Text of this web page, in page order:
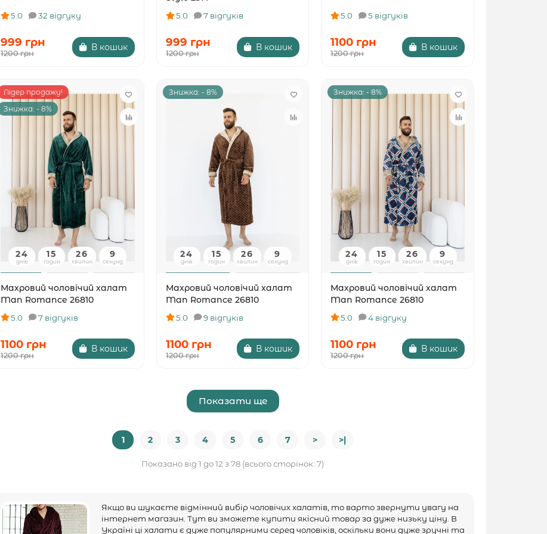
5.0 32 відгуку
999 грн
1200 грн
В кошик
5.0 7 відгуків
999 грн
1200 грн
В кошик
5.0 5 відгуків
1100 грн
1200 грн
В кошик
Лідер продажу!
Знижка: - 8%
24
днів
15
годин
26
хвилин
8
секунд
Махровий чоловічий халат
Man Romance 26810
5.0 7 відгуків
1100 грн
1200 грн
В кошик
Знижка: - 8%
24
днів
15
годин
26
хвилин
8
секунд
Махровий чоловічий халат
Man Romance 26810
5.0 9 відгуків
1100 грн
1200 грн
В кошик
Знижка: - 8%
24
днів
15
годин
26
хвилин
8
секунд
Махровий чоловічий халат
Man Romance 26810
5.0 4 відгуку
1100 грн
1200 грн
В кошик
Показати ще
1 2 3 4 5 6 7 > >|
Показано від 1 до 12 з 78 (всього сторінок: 7)
Якщо ви шукаєте відмінний вибір чоловічих халатів, то варто звернути увагу на
інтернет магазин. Тут ви зможете купити якісний товар за дуже низьку ціну. В
Україні ці халати є дуже популярними серед чоловіків, оскільки вони дуже зручні та